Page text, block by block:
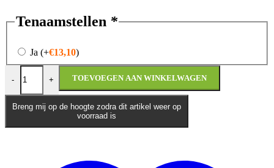
Tenaamstellen *
Ja (+€13,10)
-
Piaggio MP3 Sport 310 HPE | €750,- Accessoire voordeel tot eind
+ TOEVOEGEN AAN WINKELWAGEN
Breng mij op de hoogte zodra dit artikel weer op
voorraad is